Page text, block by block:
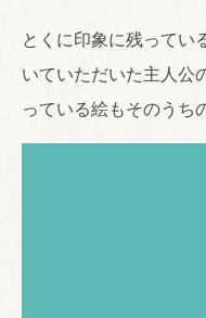
とくに印象に残ってい
いていただいた主人公
っている絵もそのうち